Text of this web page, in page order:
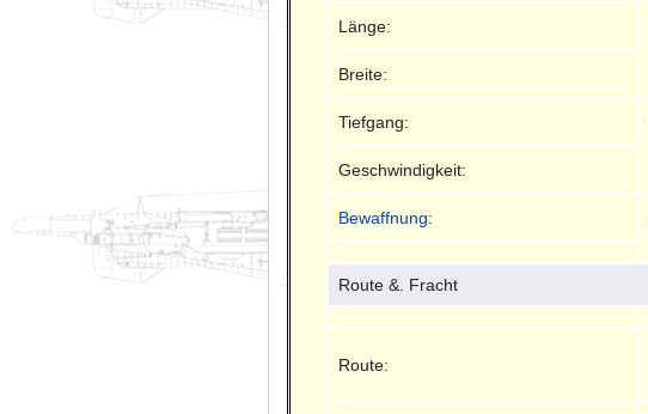
Länge:
Breite:
Tiefgang:
Geschwindigkeit:
Bewaffnung:
Route &. Fracht
Route: